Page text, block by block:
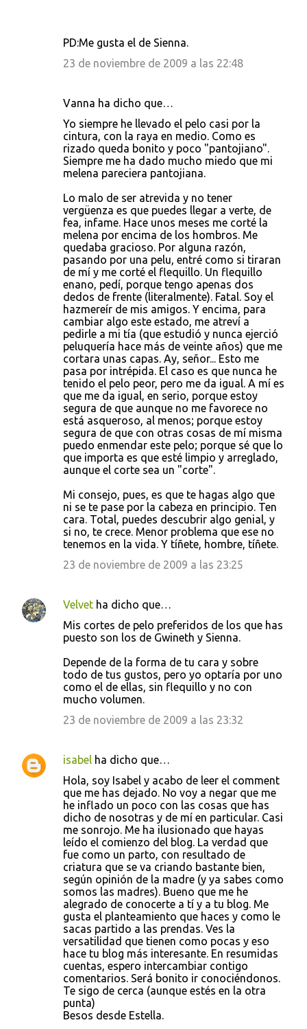
PD:Me gusta el de Sienna.
23 de noviembre de 2009 a las 22:48
Vanna ha dicho que…
Yo siempre he llevado el pelo casi por la
cintura, con la raya en medio. Como es
rizado queda bonito y poco "pantojiano".
Siempre me ha dado mucho miedo que mi
melena pareciera pantojiana.
Lo malo de ser atrevida y no tener
vergüenza es que puedes llegar a verte, de
fea, infame. Hace unos meses me corté la
melena por encima de los hombros. Me
quedaba gracioso. Por alguna razón,
pasando por una pelu, entré como si tiraran
de mí y me corté el flequillo. Un flequillo
enano, pedí, porque tengo apenas dos
dedos de frente (literalmente). Fatal. Soy el
hazmereír de mis amigos. Y encima, para
cambiar algo este estado, me atreví a
pedirle a mi tía (que estudió y nunca ejerció
peluquería hace más de veinte años) que me
cortara unas capas. Ay, señor... Esto me
pasa por intrépida. El caso es que nunca he
tenido el pelo peor, pero me da igual. A mí es
que me da igual, en serio, porque estoy
segura de que aunque no me favorece no
está asqueroso, al menos; porque estoy
segura de que con otras cosas de mí misma
puedo enmendar este pelo; porque sé que lo
que importa es que esté limpio y arreglado,
aunque el corte sea un "corte".
Mi consejo, pues, es que te hagas algo que
ni se te pase por la cabeza en principio. Ten
cara. Total, puedes descubrir algo genial, y
si no, te crece. Menor problema que ese no
tenemos en la vida. Y tíñete, hombre, tíñete.
23 de noviembre de 2009 a las 23:25
Velvet ha dicho que…
Mis cortes de pelo preferidos de los que has
puesto son los de Gwineth y Sienna.
Depende de la forma de tu cara y sobre
todo de tus gustos, pero yo optaría por uno
como el de ellas, sin flequillo y no con
mucho volumen.
23 de noviembre de 2009 a las 23:32
isabel ha dicho que…
Hola, soy Isabel y acabo de leer el comment
que me has dejado. No voy a negar que me
he inflado un poco con las cosas que has
dicho de nosotras y de mí en particular. Casi
me sonrojo. Me ha ilusionado que hayas
leído el comienzo del blog. La verdad que
fue como un parto, con resultado de
criatura que se va criando bastante bien,
según opinión de la madre (y ya sabes como
somos las madres). Bueno que me he
alegrado de conocerte a tí y a tu blog. Me
gusta el planteamiento que haces y como le
sacas partido a las prendas. Ves la
versatilidad que tienen como pocas y eso
hace tu blog más interesante. En resumidas
cuentas, espero intercambiar contigo
comentarios. Será bonito ir conociéndonos.
Te sigo de cerca (aunque estés en la otra
punta)
Besos desde Estella.